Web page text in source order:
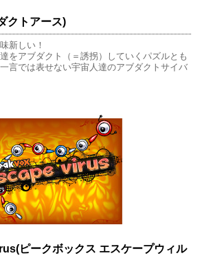
クトアース)
新しい！
をアブダクト（＝誘拐）していくパズルとも
言では表せない宇宙人達のアブダクトサイバ
ピークボックス エスケープウィル